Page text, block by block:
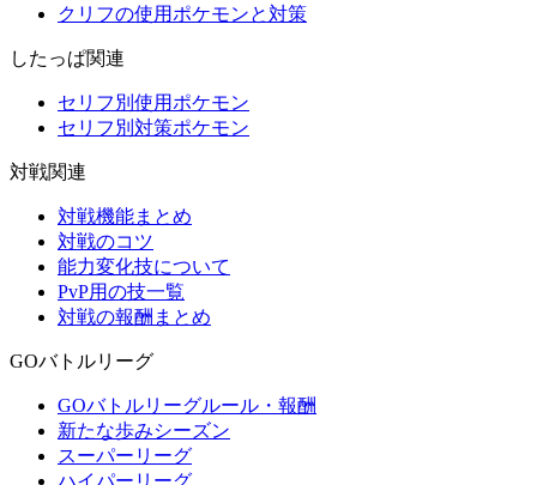
クリフの使用ポケモンと対策
したっぱ関連
セリフ別使用ポケモン
セリフ別対策ポケモン
対戦関連
対戦機能まとめ
対戦のコツ
能力変化技について
PvP用の技一覧
対戦の報酬まとめ
GOバトルリーグ
GOバトルリーグルール・報酬
新たな歩みシーズン
スーパーリーグ
ハイパーリーグ